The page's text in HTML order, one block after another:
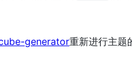
generator重新进行主题